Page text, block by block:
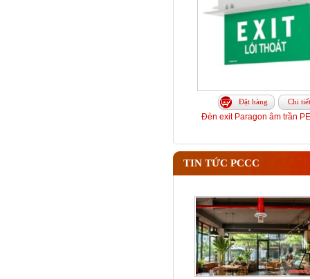
Đặt hàng Chi tiết
Đèn exit Paragon âm trần
TIN TỨC PCCC